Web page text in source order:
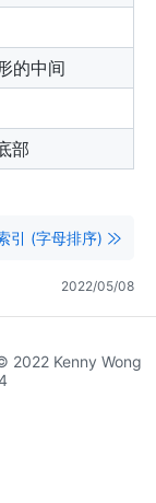
的中间
部
引 (字母排序)
2022/05/08
2022 Kenny Wong